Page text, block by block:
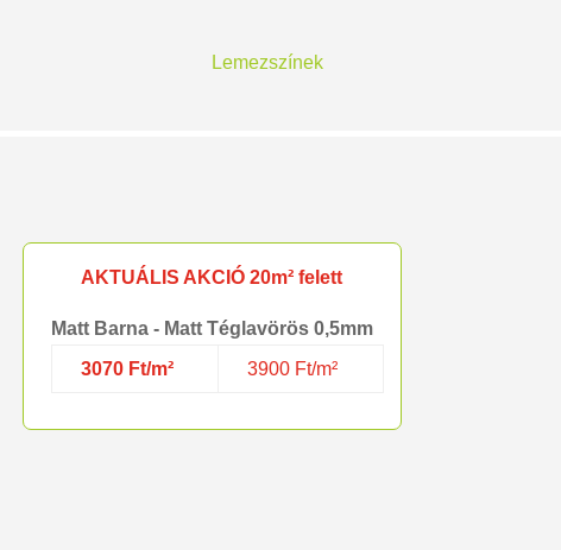
Lemezszínek
AKTUÁLIS AKCIÓ 20m² felett
Matt Barna - Matt Téglavörös 0,5mm
3070 Ft/m²
3900 Ft/m²